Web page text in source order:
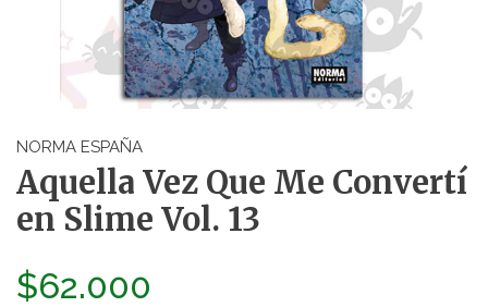
NORMA ESPAÑA
Aquella Vez Que Me Convertí
en Slime Vol. 13
$62.000